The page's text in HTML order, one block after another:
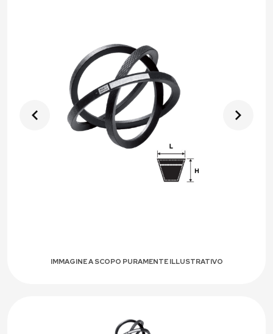
IMMAGINE A SCOPO PURAMENTE ILLUSTRATIVO